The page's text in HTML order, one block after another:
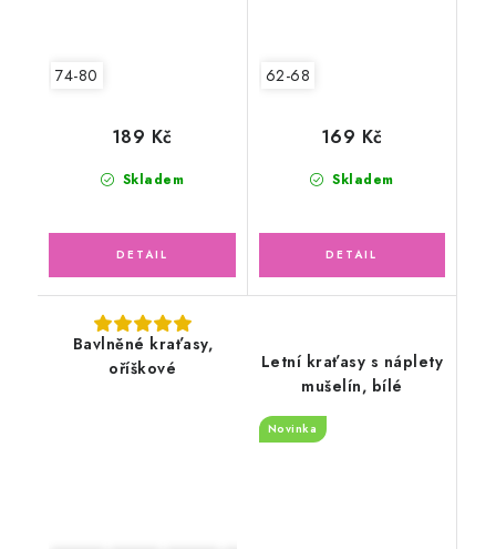
74-80
Skladem
189 Kč
62-68
Skladem
169 Kč
Bavlněné kraťasy,
oříškové
Letní kraťasy s náplety
mušelín, bílé
Novinka